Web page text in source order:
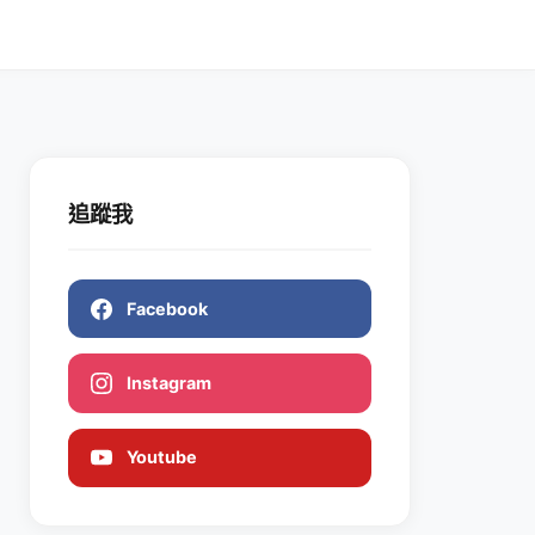
追蹤我
Facebook
Instagram
Youtube